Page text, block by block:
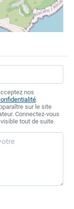
nos
.
sur le site
Connectez-vous
tout de suite.